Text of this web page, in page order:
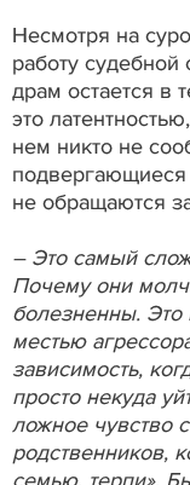
Несмотря на
работу
драм остается в
это
нем никто не
не обращаются
– Это самый
Почему они
болезненны. Это
местью
зависимость,
просто некуда
ложное чувство
родственников,